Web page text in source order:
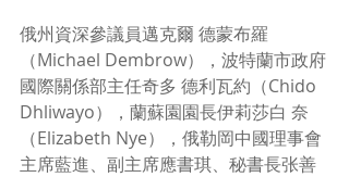
俄州資深參議員邁克爾 德蒙布羅
（Michael Dembrow），波特蘭市政府
國際關係部主任奇多 德利瓦約（Chido
Dhliwayo），蘭蘇園園長伊莉莎白 奈
（Elizabeth Nye），俄勒岡中國理事會
主席藍進、副主席應書琪、秘書長张善